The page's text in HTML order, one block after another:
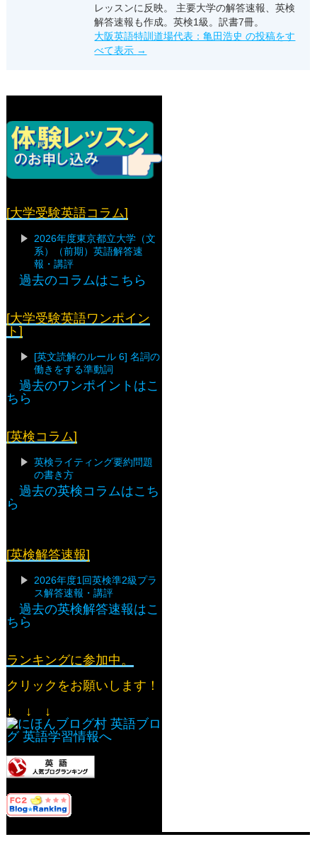
レッスンに反映。 主要大学の解答速報、英検
解答速報も作成。英検1級。訳書7冊。
大阪英語特訓道場代表：亀田浩史 の投稿をす
べて表示 →
[大学受験英語コラム]
2026年度東京都立大学（文
系）（前期）英語解答速
報・講評
過去のコラムはこちら
[大学受験英語ワンポイン
ト]
[英文読解のルール 6] 名詞の
働きをする準動詞
過去のワンポイントはこ
ちら
[英検コラム]
英検ライティング要約問題
の書き方
過去の英検コラムはこち
ら
[英検解答速報]
2026年度1回英検準2級プラ
ス解答速報・講評
過去の英検解答速報はこ
ちら
ランキングに参加中。
クリックをお願いします！
↓ ↓ ↓